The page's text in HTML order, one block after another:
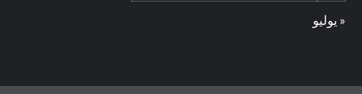
« يوليو